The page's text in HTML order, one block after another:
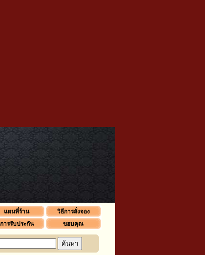
แผนที่ร้าน
วิธีการสั่งจอง
การรับประกัน ขอบคุณ